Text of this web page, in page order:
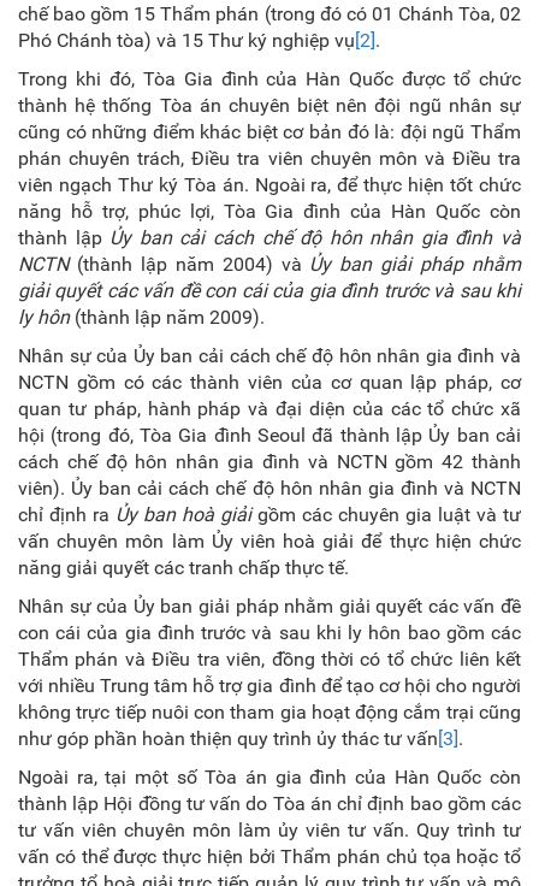
chế bao gồm 15 Thẩm phán (trong đó có 01 Chánh Tòa, 02
Phó Chánh tòa) và 15 Thư ký nghiệp vụ[2].
Trong khi đó, Tòa Gia đình của Hàn Quốc được tổ chức
thành hệ thống Tòa án chuyên biệt nên đội ngũ nhân sự
cũng có những điểm khác biệt cơ bản đó là: đội ngũ Thẩm
phán chuyên trách, Điều tra viên chuyên môn và Điều tra
viên ngạch Thư ký Tòa án. Ngoài ra, để thực hiện tốt chức
năng hỗ trợ, phúc lợi, Tòa Gia đình của Hàn Quốc còn
thành lập Ủy ban cải cách chế độ hôn nhân gia đình và
NCTN(thành lập năm 2004) và Ủyban giải pháp nhằm
giải quyết các vấn đề con cái của gia đình trước và sau khi
ly hôn(thành lập năm 2009).
Nhân sự của Ủy ban cải cách chế độ hôn nhân gia đình và
NCTN gồm có các thành viên của cơ quan lập pháp, cơ
quan tư pháp, hành pháp và đại diện của các tổ chức xã
hội (trong đó, Tòa Gia đình Seoul đã thành lập Ủy ban cải
cách chế độ hôn nhân gia đình và NCTN gồm 42 thành
viên). Ủy ban cải cách chế độ hôn nhân gia đình và NCTN
chỉ định ra Ủy ban hoà giảigồm các chuyên gia luật và tư
vấn chuyên môn làm Ủy viên hoà giải để thực hiện chức
năng giải quyết các tranh chấp thực tế.
Nhân sự của Ủy ban giải pháp nhằm giải quyết các vấn đề
con cái của gia đình trước và sau khi ly hôn bao gồm các
Thẩm phán và Điều tra viên, đồng thời có tổ chức liên kết
với nhiều Trung tâm hỗ trợ gia đình để tạo cơ hội cho người
không trực tiếp nuôi con tham gia hoạt động cắm trại cũng
như góp phần hoàn thiện quy trình ủy thác tư vấn[3].
Ngoài ra, tại một số Tòa án gia đình của Hàn Quốc còn
thành lập Hội đồng tư vấn do Tòa án chỉ định bao gồm các
tư vấn viên chuyên môn làm ủy viên tư vấn. Quy trình tư
vấn có thể được thực hiện bởi Thẩm phán chủ tọa hoặc tổ